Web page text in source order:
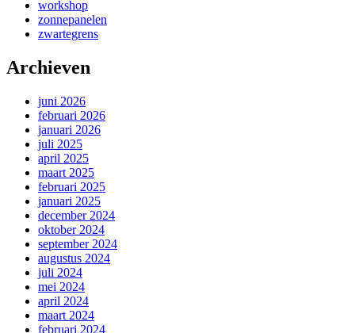
workshop
zonnepanelen
zwartegrens
Archieven
juni 2026
februari 2026
januari 2026
juli 2025
april 2025
maart 2025
februari 2025
januari 2025
december 2024
oktober 2024
september 2024
augustus 2024
juli 2024
mei 2024
april 2024
maart 2024
februari 2024